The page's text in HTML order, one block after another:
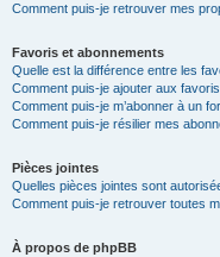
Comment puis-je retrouver mes
Favoris et abonnements
Quelle est la différence entre les
Comment puis-je ajouter aux
Comment puis-je m’abonner à un
Comment puis-je résilier mes
Pièces jointes
Quelles pièces jointes sont
Comment puis-je retrouver toutes
À propos de phpBB